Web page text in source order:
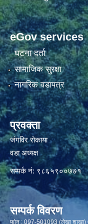
eGov services
घटना दर्ता
सामाजिक सुरक्षा
नागरिक वडापत्र
प्रवक्ता
जंगविर रोकाया
वडा अध्यक्ष
सम्पर्क नं: ९८६५९००७७१
सम्पर्क विवरण
फाेन : 097-501093 (लेखा शाखा)